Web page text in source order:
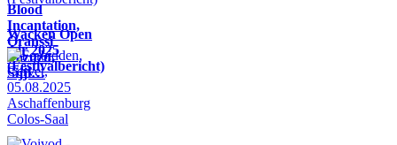
Blood
Incantation,
Oranssi
Pazuzu,
Sijji…
Wacken Open
Air 2025
(Festivalbericht)